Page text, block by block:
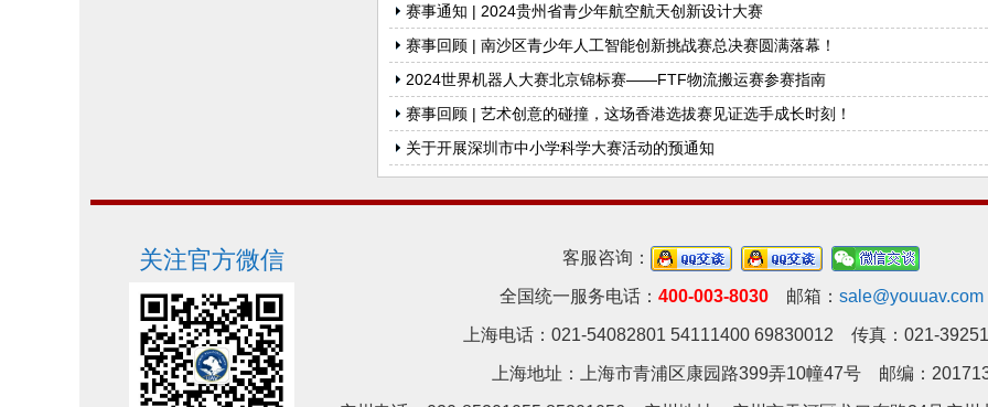
赛事通知 | 2024贵州省青少年航空航天创新设计大赛
赛事回顾 | 南沙区青少年人工智能创新挑战赛总决赛圆满落幕！
2024世界机器人大赛北京锦标赛——FTF物流搬运赛参赛指南
赛事回顾 | 艺术创意的碰撞，这场香港选拔赛见证选手成长时刻！
关于开展深圳市中小学科学大赛活动的预通知
客服咨询：
全国统一服务电话： 400-003-8030邮箱： sale@youuav.com
上海电话：021-54082801 54111400 69830012 传真：021-
上海地址：上海市青浦区康园路399弄10幢47号 邮编：
关注官方微信